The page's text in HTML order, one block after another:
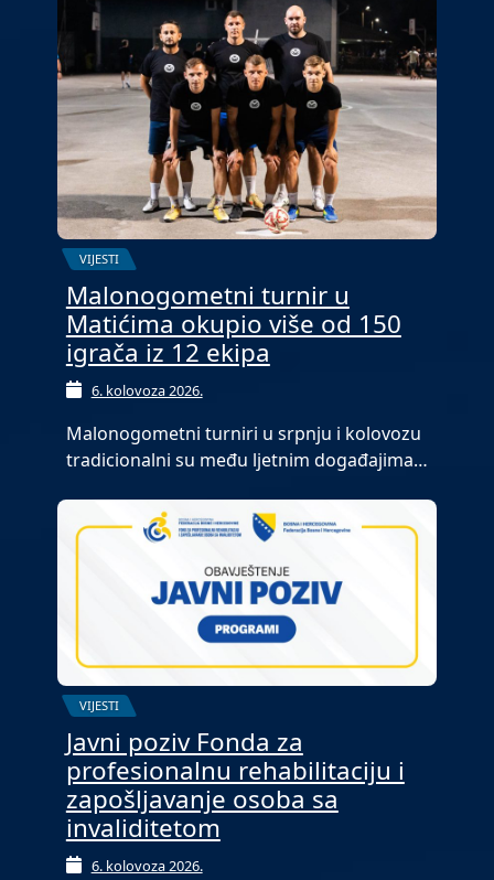
VIJESTI
Malonogometni turnir u
Matićima okupio više od 150
igrača iz 12 ekipa
6. kolovoza 2026.
Malonogometni turniri u srpnju i kolovozu
tradicionalni su među ljetnim događajima…
VIJESTI
Javni poziv Fonda za
profesionalnu rehabilitaciju i
zapošljavanje osoba sa
invaliditetom
6. kolovoza 2026.